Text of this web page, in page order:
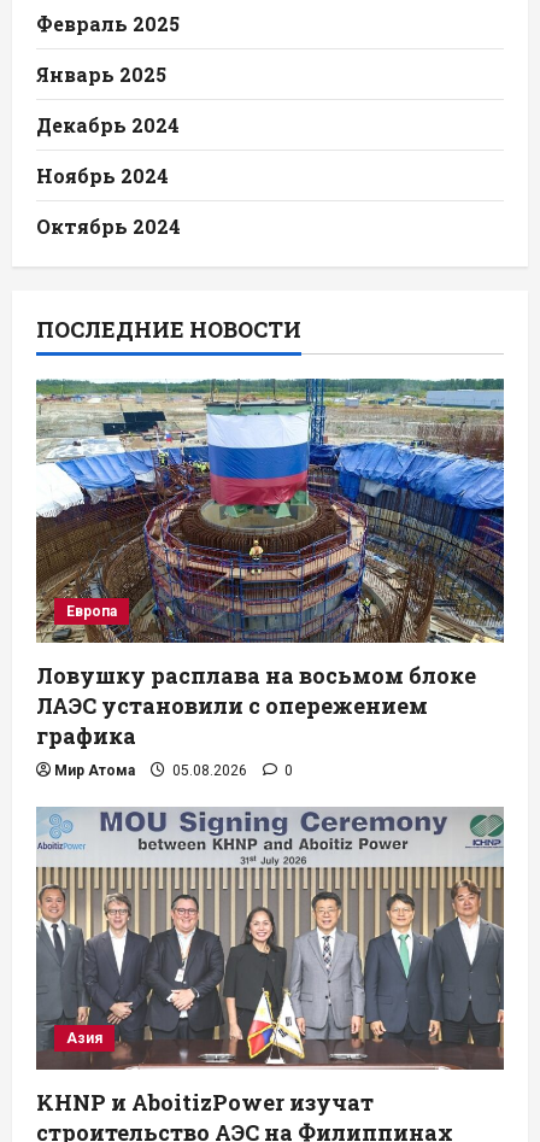
Февраль 2025
Январь 2025
Декабрь 2024
Ноябрь 2024
Октябрь 2024
ПОСЛЕДНИЕ НОВОСТИ
Европа
Ловушку расплава на восьмом блоке
ЛАЭС установили с опережением
графика
Мир Атома 05.08.2026 0
Азия
KHNP и AboitizPower изучат
строительство АЭС на Филиппинах